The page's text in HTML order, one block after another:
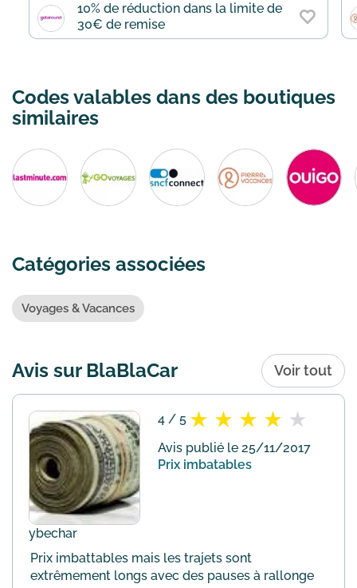
10% de réduction dans la limite de
30€ de remise
Codes valables dans des boutiques
similaires
Catégories associées
Voyages & Vacances
Avis sur BlaBlaCar Voir tout
ybechar
4 / 5
Avis publié le 25/11/2017
Prix imbatables
Prix imbattables mais les trajets sont
extrêmement longs avec des pauses à rallonge